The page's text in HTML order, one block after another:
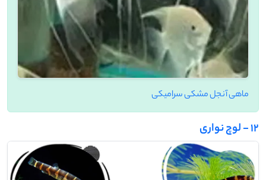
ماهی آنجل مشکی سرامیکی
12 - لوچ نواری